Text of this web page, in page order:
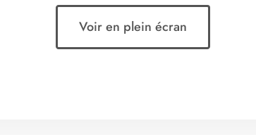
Voir en plein écran